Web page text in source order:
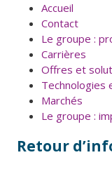
Accueil
Contact
Le groupe :
Carrières
Offres et
Technologies
Marchés
Le groupe :
Retour